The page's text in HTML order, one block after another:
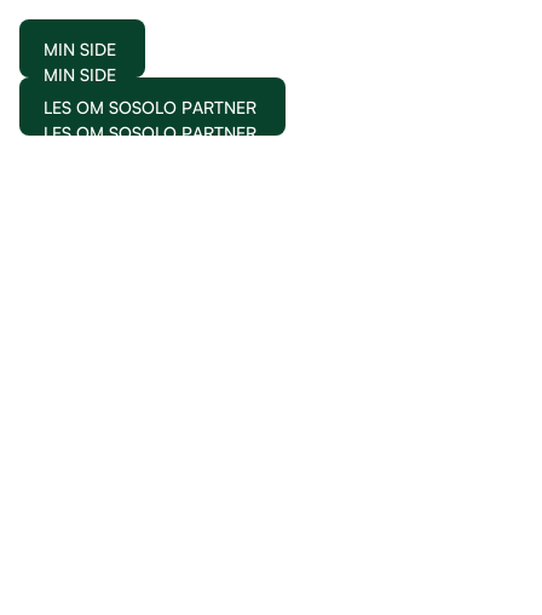
MIN SIDE
MIN SIDE
LES OM SOSOLO PARTNER
LES OM SOSOLO PARTNER